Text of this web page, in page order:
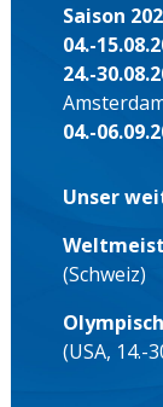
Saison
04.-
24.-
04.-
Unser
(Schweiz)
(USA, 14.-